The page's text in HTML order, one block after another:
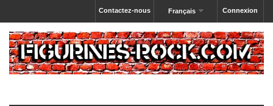
Connexion
Français
Contactez-nous